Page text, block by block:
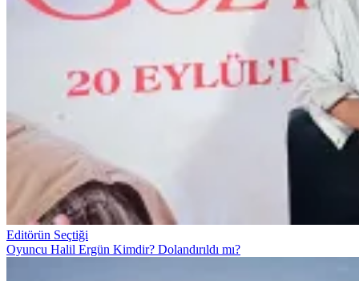
Editörün Seçtiği
Oyuncu Halil Ergün Kimdir? Dolandırıldı mı?